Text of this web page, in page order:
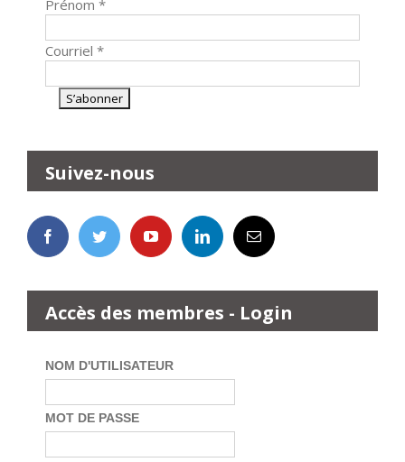
Prénom *
Courriel *
Suivez-nous
Accès des membres - Login
NOM D'UTILISATEUR
MOT DE PASSE